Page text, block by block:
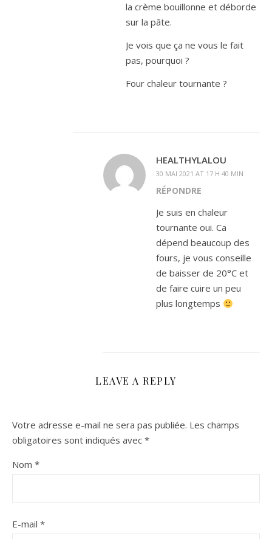
la crème bouillonne et déborde
sur la pâte.
Je vois que ça ne vous le fait
pas, pourquoi ?
Four chaleur tournante ?
HEALTHYLALOU
30 MAI 2021 AT 17 H 40 MIN
RÉPONDRE
Je suis en chaleur
tournante oui. Ca
dépend beaucoup des
fours, je vous conseille
de baisser de 20°C et
de faire cuire un peu
plus longtemps
LEAVE A REPLY
Votre adresse e-mail ne sera pas publiée. Les champs
obligatoires sont indiqués avec *
Nom *
E-mail *